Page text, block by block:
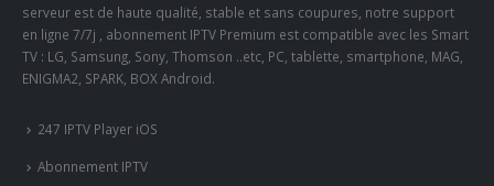
serveur est de haute qualité, stable et sans coupures, notre support
en ligne 7/7j , abonnement IPTV Premium est compatible avec les Smart
TV : LG, Samsung, Sony, Thomson ..etc, PC, tablette, smartphone, MAG,
ENIGMA2, SPARK, BOX Android.
247 IPTV Player iOS
Abonnement IPTV